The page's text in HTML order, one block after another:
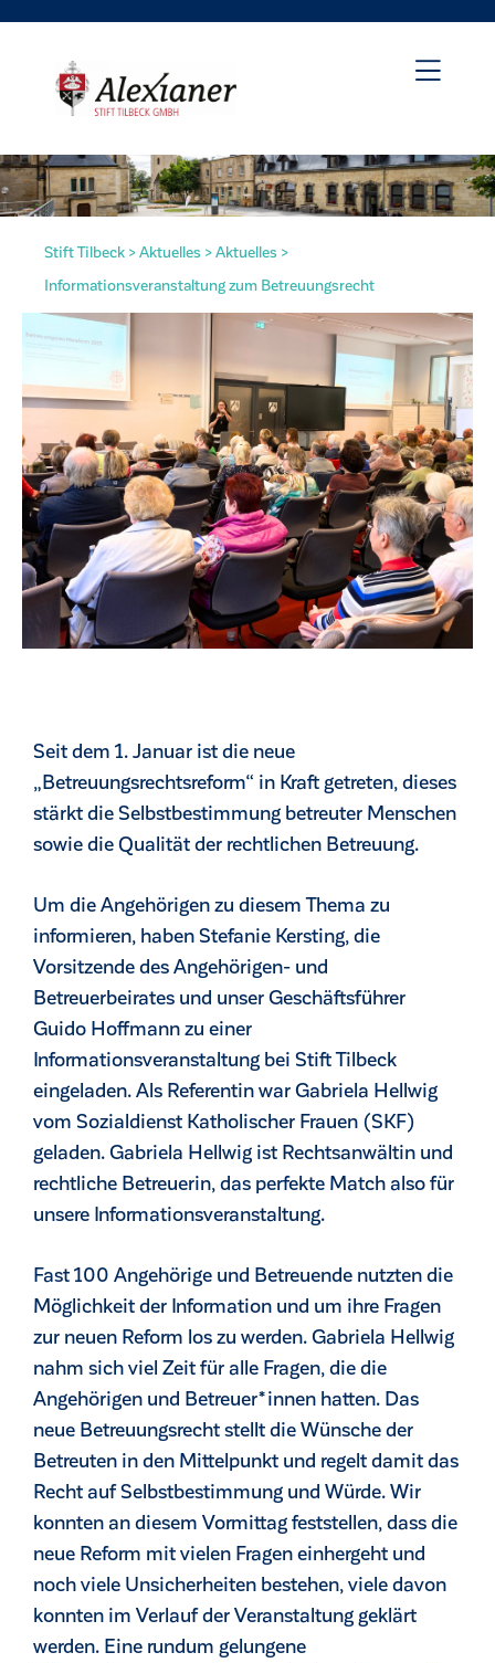
Stift Tilbeck >Aktuelles >Aktuelles >
Informationsveranstaltung zum Betreuungsrecht
Seit dem 1. Januar ist die neue
„Betreuungsrechtsreform“ in Kraft getreten, dieses
stärkt die Selbstbestimmung betreuter Menschen
sowie die Qualität der rechtlichen Betreuung.
Um die Angehörigen zu diesem Thema zu
informieren, haben Stefanie Kersting, die
Vorsitzende des Angehörigen- und
Betreuerbeirates und unser Geschäftsführer
Guido Hoffmann zu einer
Informationsveranstaltung bei Stift Tilbeck
eingeladen. Als Referentin war Gabriela Hellwig
vom Sozialdienst Katholischer Frauen (SKF)
geladen. Gabriela Hellwig ist Rechtsanwältin und
rechtliche Betreuerin, das perfekte Match also für
unsere Informationsveranstaltung.
Fast 100 Angehörige und Betreuende nutzten die
Möglichkeit der Information und um ihre Fragen
zur neuen Reform los zu werden. Gabriela Hellwig
nahm sich viel Zeit für alle Fragen, die die
Angehörigen und Betreuer*innen hatten. Das
neue Betreuungsrecht stellt die Wünsche der
Betreuten in den Mittelpunkt und regelt damit das
Recht auf Selbstbestimmung und Würde. Wir
konnten an diesem Vormittag feststellen, dass die
neue Reform mit vielen Fragen einhergeht und
noch viele Unsicherheiten bestehen, viele davon
konnten im Verlauf der Veranstaltung geklärt
werden. Eine rundum gelungene